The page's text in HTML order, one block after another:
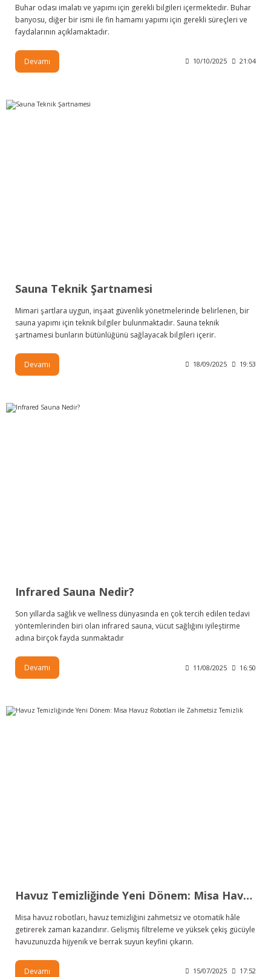
Buhar odası imalatı ve yapımı için gerekli bilgileri içermektedir. Buhar
banyosu, diğer bir ismi ile fin hamamı yapımı için gerekli süreçleri ve
faydalarının açıklamaktadır.
Devamı 10/10/2025 21:04
Sauna Teknik Şartnamesi
Mimari şartlara uygun, inşaat güvenlik yönetmelerinde belirlenen, bir
sauna yapımı için teknik bilgiler bulunmaktadır. Sauna teknik
şartnamesi bunların bütünlüğünü sağlayacak bilgileri içerir.
Devamı 18/09/2025 19:53
Infrared Sauna Nedir?
Son yıllarda sağlık ve wellness dünyasında en çok tercih edilen tedavi
yöntemlerinden biri olan infrared sauna, vücut sağlığını iyileştirme
adına birçok fayda sunmaktadır
Devamı 11/08/2025 16:50
Havuz Temizliğinde Yeni Dönem: Misa Havuz Robotları ile Zahmetsiz Temizlik
Misa havuz robotları, havuz temizliğini zahmetsiz ve otomatik hâle
getirerek zaman kazandırır. Gelişmiş filtreleme ve yüksek çekiş gücüyle
havuzunuzda hijyenik ve berrak suyun keyfini çıkarın.
Devamı 15/07/2025 17:52